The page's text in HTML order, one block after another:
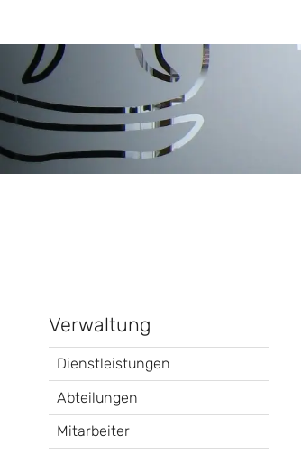
Verwaltung
Dienstleistungen
Abteilungen
Mitarbeiter